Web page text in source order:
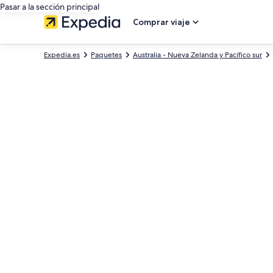
Pasar a la sección principal
Comprar viaje
Australia - Nueva Zelanda y Pacífico sur
Paquetes
Expedia.es